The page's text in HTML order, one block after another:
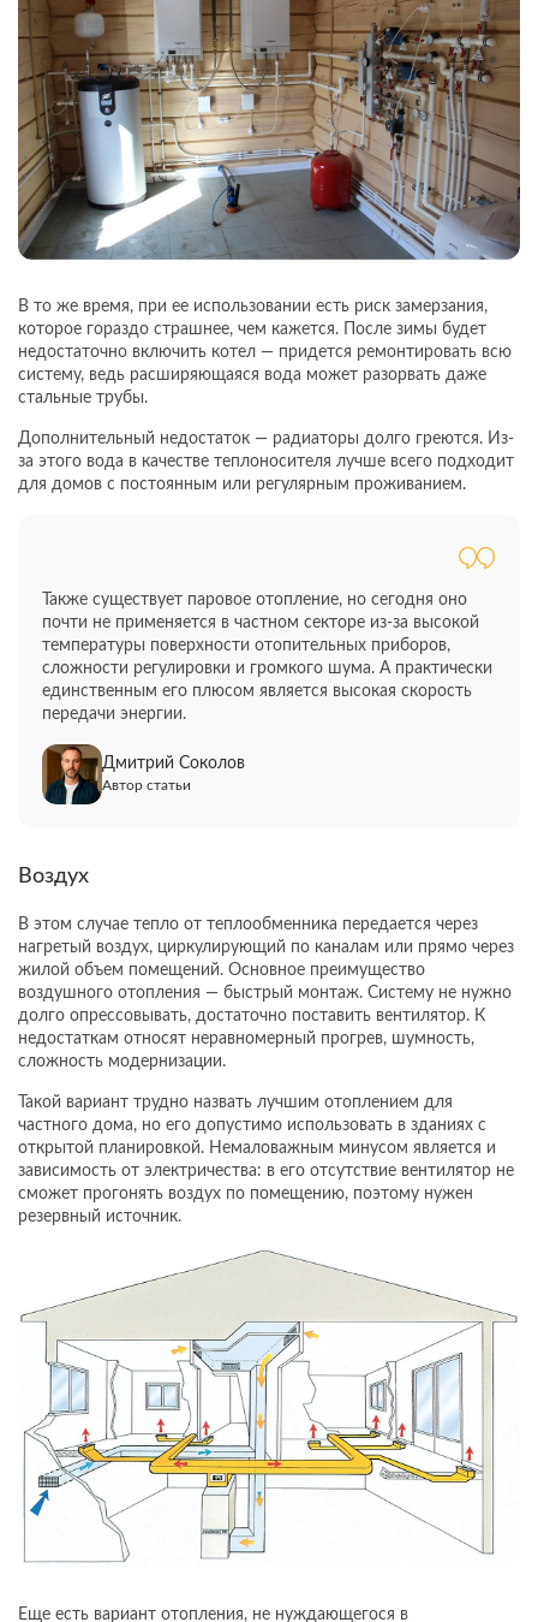
В то же время, при ее использовании есть риск замерзания,
которое гораздо страшнее, чем кажется. После зимы будет
недостаточно включить котел — придется ремонтировать всю
систему, ведь расширяющаяся вода может разорвать даже
стальные трубы.
Дополнительный недостаток — радиаторы долго греются. Из-
за этого вода в качестве теплоносителя лучше всего подходит
для домов с постоянным или регулярным проживанием.
Также существует паровое отопление, но сегодня оно
почти не применяется в частном секторе из-за высокой
температуры поверхности отопительных приборов,
сложности регулировки и громкого шума. А практически
единственным его плюсом является высокая скорость
передачи энергии.
Дмитрий Соколов
Автор статьи
Воздух
В этом случае тепло от теплообменника передается через
нагретый воздух, циркулирующий по каналам или прямо через
жилой объем помещений. Основное преимущество
воздушного отопления — быстрый монтаж. Систему не нужно
долго опрессовывать, достаточно поставить вентилятор. К
недостаткам относят неравномерный прогрев, шумность,
сложность модернизации.
Такой вариант трудно назвать лучшим отоплением для
частного дома, но его допустимо использовать в зданиях с
открытой планировкой. Немаловажным минусом является и
зависимость от электричества: в его отсутствие вентилятор не
сможет прогонять воздух по помещению, поэтому нужен
резервный источник.
Еще есть вариант отопления, не нуждающегося в